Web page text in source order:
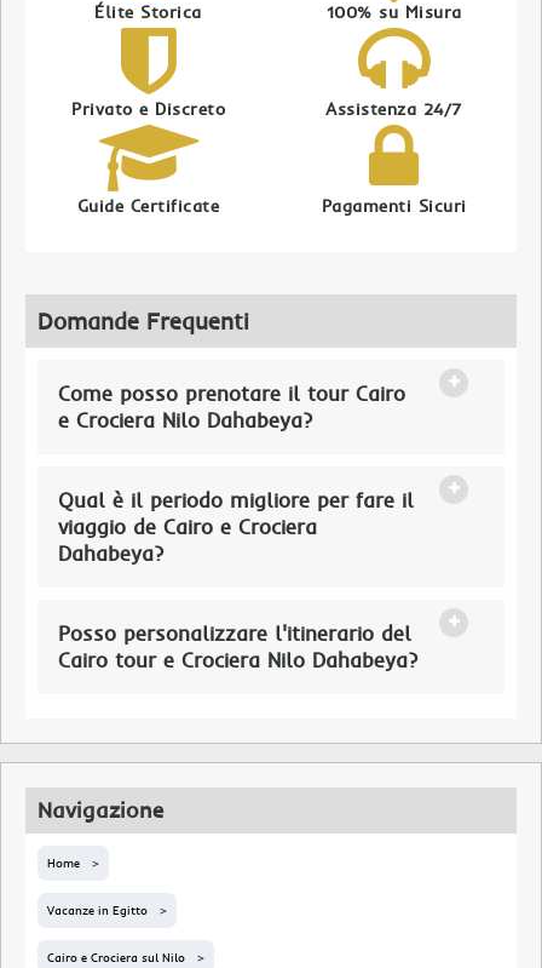
Élite Storica 100% su Misura
Privato e Discreto Assistenza 24/7
Guide Certificate Pagamenti Sicuri
Domande Frequenti
Come posso prenotare il tour Cairo
e Crociera Nilo Dahabeya?
Qual è il periodo migliore per fare il
viaggio de Cairo e Crociera
Dahabeya?
Posso personalizzare l'itinerario del
Cairo tour e Crociera Nilo Dahabeya?
Navigazione
Home
Vacanze in Egitto
Cairo e Crociera sul Nilo